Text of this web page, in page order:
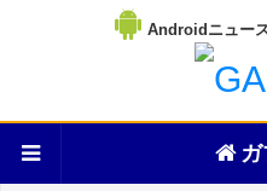
Androidニュー